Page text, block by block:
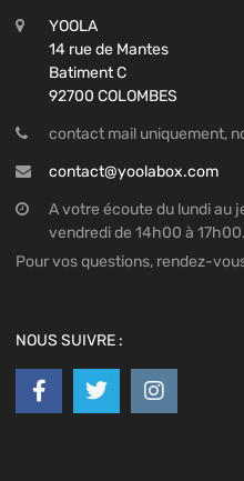
YOOLA
14 rue de Mantes
Batiment C
92700 COLOMBES
contact mail uniquement,
contact@yoolabox.com
A votre écoute du lundi au
vendredi de 14h00 à 17h00.
Pour vos questions, rendez-
NOUS SUIVRE :